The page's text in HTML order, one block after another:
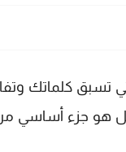
تسبق كلماتك
هو جزء أساسي